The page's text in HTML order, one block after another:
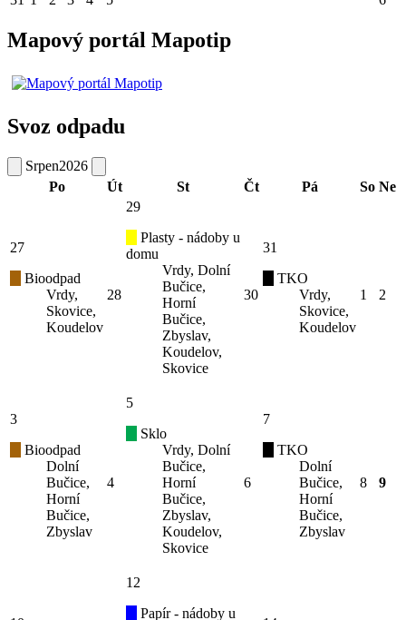
Mapový portál Mapotip
Svoz odpadu
Srpen2026
Po
Út St Čt Pá So Ne
27
Bioodpad
Vrdy,
Skovice,
Koudelov
28
29
Plasty - nádoby u
domu
Vrdy, Dolní
Bučice,
Horní
Bučice,
Zbyslav,
Koudelov,
Skovice
30
31
TKO
Vrdy,
Skovice,
Koudelov
1 2
3
Bioodpad
Dolní
Bučice,
Horní
Bučice,
Zbyslav
4
5
Sklo
Vrdy, Dolní
Bučice,
Horní
Bučice,
Zbyslav,
Koudelov,
Skovice
6
7
TKO
Dolní
Bučice,
Horní
Bučice,
Zbyslav
8 9
12
Papír - nádoby u